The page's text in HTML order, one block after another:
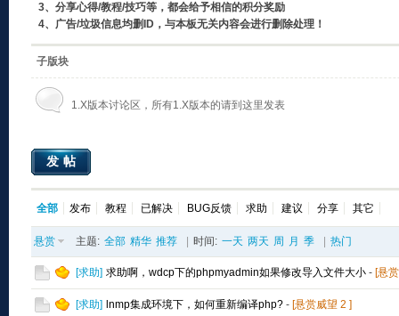
3、分享心得/教程/技巧等，都会给予相信的积分奖励
4、广告/垃圾信息均删ID，与本板无关内容会进行删除处理！
子版块
1.X版本讨论区，所有1.X版本的请到这里发表
发帖
全部 发布 教程 已解决 BUG反馈 求助 建议 分享 其它
悬赏 主题: 全部 精华 推荐 时间: 一天 两天 周 月 季 热门
[求助] 求助啊，wdcp下的phpmyadmin如果修改导入文件大小 - [悬
[求助] lnmp集成环境下，如何重新编译php? - [悬赏威望 2 ]